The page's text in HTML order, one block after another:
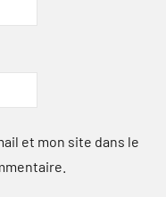
et mon site dans le